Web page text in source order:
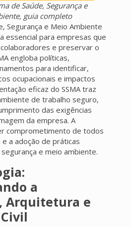
de Saúde, Segurança e
guia completo
Segurança e Meio Ambiente
essencial para empresas que
e preservar o
engloba políticas,
para identificar,
ocupacionais e impactos
eficaz do SSMA traz
de trabalho seguro,
das exigências
da empresa. A
comprometimento de todos
a adoção de práticas
e meio ambiente.
a
Arquitetura e